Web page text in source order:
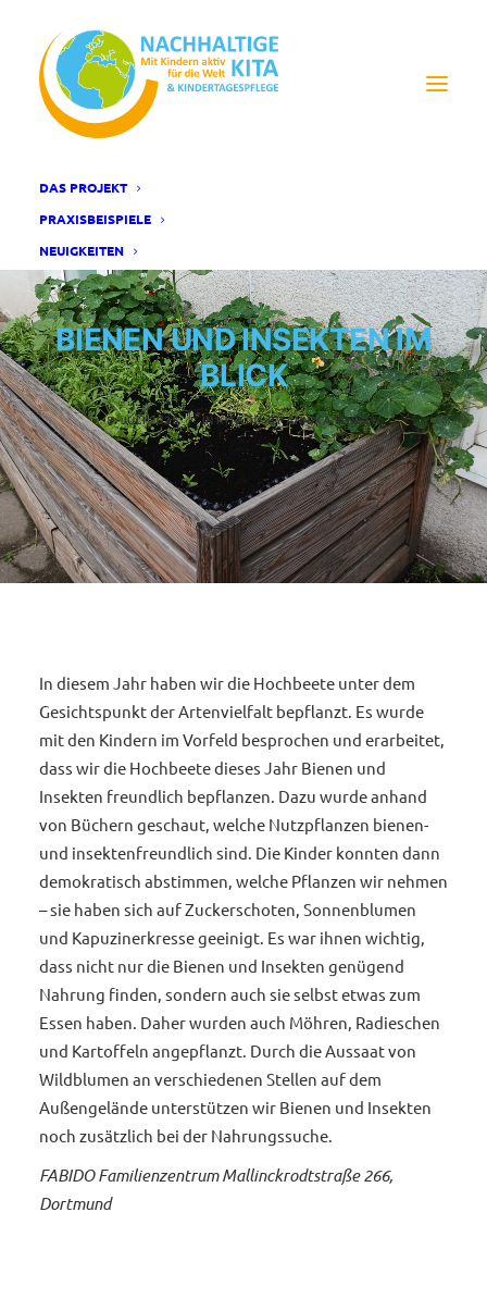
DAS PROJEKT
PRAXISBEISPIELE
NEUIGKEITEN
BIENEN UND INSEKTEN IM
BLICK
8. JULI 2025 | INKITA | BYANNIKA VOSSEN
In diesem Jahr haben wir die Hochbeete unter dem
Gesichtspunkt der Artenvielfalt bepflanzt. Es wurde
mit den Kindern im Vorfeld besprochen und erarbeitet,
dass wir die Hochbeete dieses Jahr Bienen und
Insekten freundlich bepflanzen. Dazu wurde anhand
von Büchern geschaut, welche Nutzpflanzen bienen-
und insektenfreundlich sind. Die Kinder konnten dann
demokratisch abstimmen, welche Pflanzen wir nehmen
– sie haben sich auf Zuckerschoten, Sonnenblumen
und Kapuzinerkresse geeinigt. Es war ihnen wichtig,
dass nicht nur die Bienen und Insekten genügend
Nahrung finden, sondern auch sie selbst etwas zum
Essen haben. Daher wurden auch Möhren, Radieschen
und Kartoffeln angepflanzt. Durch die Aussaat von
Wildblumen an verschiedenen Stellen auf dem
Außengelände unterstützen wir Bienen und Insekten
noch zusätzlich bei der Nahrungssuche.
FABIDO Familienzentrum Mallinckrodtstraße 266,
Dortmund